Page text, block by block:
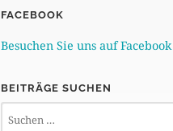
FACEBOOK
Besuchen Sie uns auf Facebook
BEITRÄGE SUCHEN